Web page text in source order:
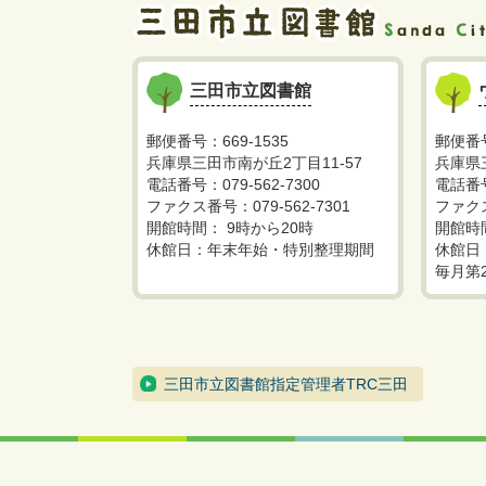
三田市立図書館
郵便番号：669-1535
兵庫県三田市南が丘2丁目11-57
電話番号：079-562-7300
ファクス番号：079-562-7301
開館時間： 9時から20時
休館日：年末年始・特別整理期間
郵便番
兵庫県
電話番
ファク
開館時
休館日
毎月第
三田市立図書館指定管理者TRC三田